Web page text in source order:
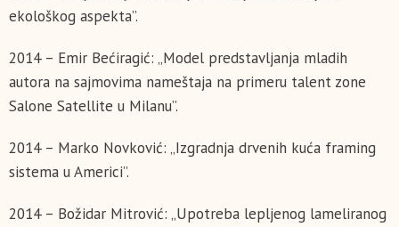
ekološkog aspekta”.
2014 – Emir Bećiragić: „Model predstavljanja mladih
autora na sajmovima nameštaja na primeru talent zone
Salone Satellite u Milanu”.
2014 – Marko Novković: „Izgradnja drvenih kuća framing
sistema u Americi”.
2014 – Božidar Mitrović: „Upotreba lepljenog lameliranog